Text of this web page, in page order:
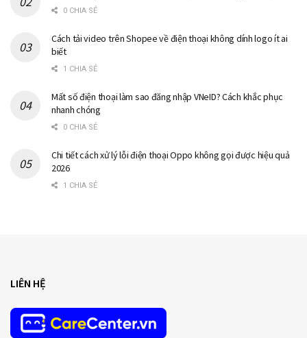
0 CHIA SẺ
Cách tải video trên Shopee về điện thoại không dính logo ít ai
biết
1 CHIA SẺ
Mất số điện thoại làm sao đăng nhập VNeID? Cách khắc phục
nhanh chóng
0 CHIA SẺ
Chi tiết cách xử lý lỗi điện thoại Oppo không gọi được hiệu quả
2026
1 CHIA SẺ
LIÊN HỆ